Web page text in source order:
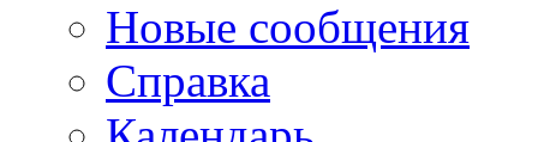
Новые сообщения
Справка